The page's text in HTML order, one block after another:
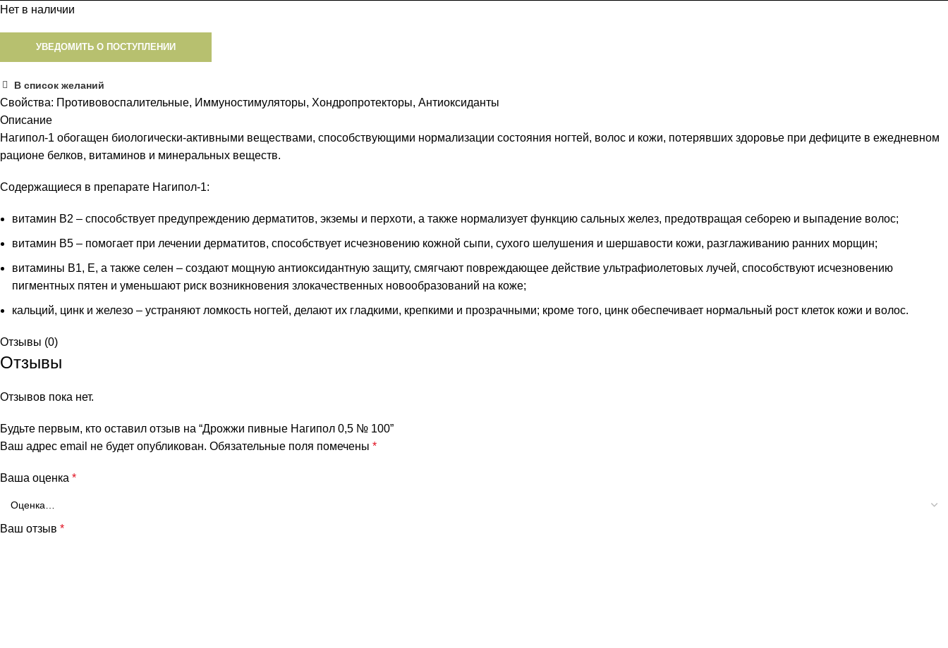
Нет в наличии
УВЕДОМИТЬ О ПОСТУПЛЕНИИ
В список желаний
Свойства: Противовоспалительные, Иммуностимуляторы, Хондропротекторы, Антиоксиданты
Описание
Нагипол-1 обогащен биологически-активными веществами, способствующими нормализации состояния ногтей, волос и кожи, потерявших здоровье при дефиците в ежедневном
рационе белков, витаминов и минеральных веществ.
Содержащиеся в препарате Нагипол-1:
витамин В2 – способствует предупреждению дерматитов, экземы и перхоти, а также нормализует функцию сальных желез, предотвращая себорею и выпадение волос;
витамин В5 – помогает при лечении дерматитов, способствует исчезновению кожной сыпи, сухого шелушения и шершавости кожи, разглаживанию ранних морщин;
витамины В1, Е, а также селен – создают мощную антиоксидантную защиту, смягчают повреждающее действие ультрафиолетовых лучей, способствуют исчезновению
пигментных пятен и уменьшают риск возникновения злокачественных новообразований на коже;
кальций, цинк и железо – устраняют ломкость ногтей, делают их гладкими, крепкими и прозрачными; кроме того, цинк обеспечивает нормальный рост клеток кожи и волос.
Отзывы (0)
Отзывы
Отзывов пока нет.
Будьте первым, кто оставил отзыв на “Дрожжи пивные Нагипол 0,5 № 100”
Ваш адрес email не будет опубликован. Обязательные поля помечены *
Ваша оценка *
Ваш отзыв *